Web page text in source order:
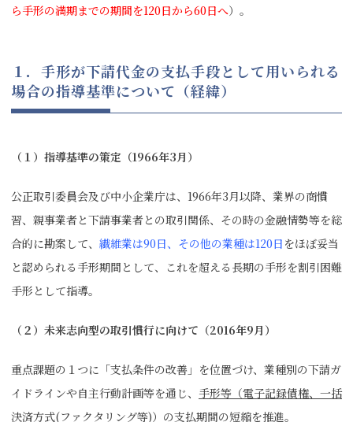
ら手形の満期までの期間を120日から60日へ）。
１．手形が下請代金の支払手段として用いられる
場合の指導基準について（経緯）
（１）指導基準の策定（1966年3月）
公正取引委員会及び中小企業庁は、1966年3月以降、業界の商慣
習、親事業者と下請事業者との取引関係、その時の金融情勢等を総
合的に勘案して、 繊維業は90日、その他の業種は120日 をほぼ妥当
と認められる手形期間として、これを超える長期の手形を割引困難
手形として指導。
（２）未来志向型の取引慣行に向けて（2016年9月）
重点課題の１つに「支払条件の改善」を位置づけ、業種別の下請ガ
イドラインや自主行動計画等を通じ、 手形等（電子記録債権、一括
決済方式(ファクタリング等)）の支払期間の短縮を推進。